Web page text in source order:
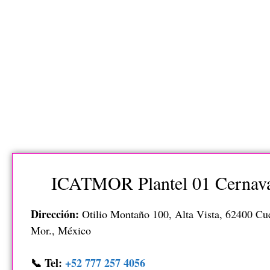
ICATMOR Plantel 01
Dirección: Otilio Montaño 100, Alta Vista, 62400
Mor., México
📞 Tel: +52 777 257 4056